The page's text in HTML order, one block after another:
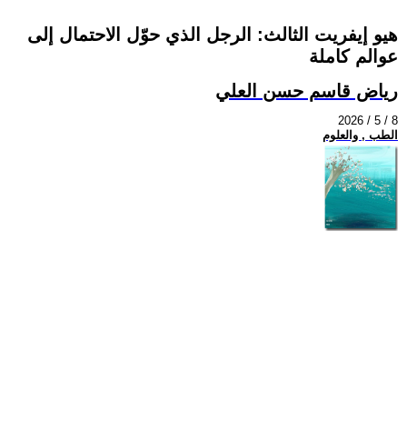
هيو إيفريت الثالث: الرجل الذي حوّل الاحتمال إلى
عوالم كاملة
رياض قاسم حسن العلي
2026 / 5 / 8
الطب , والعلوم